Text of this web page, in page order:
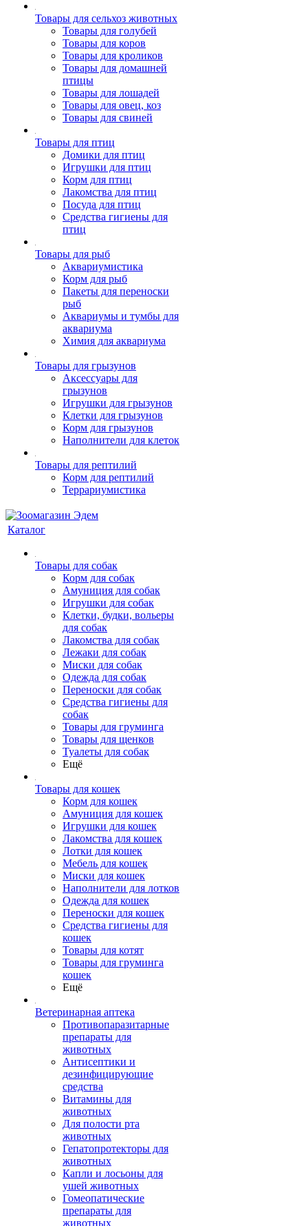
Товары для сельхоз животных
Товары для голубей
Товары для коров
Товары для кроликов
Товары для домашней
птицы
Товары для лошадей
Товары для овец, коз
Товары для свиней
Товары для птиц
Домики для птиц
Игрушки для птиц
Корм для птиц
Лакомства для птиц
Посуда для птиц
Средства гигиены для
птиц
Товары для рыб
Аквариумистика
Корм для рыб
Пакеты для переноски
рыб
Аквариумы и тумбы для
аквариума
Химия для аквариума
Товары для грызунов
Аксессуары для
грызунов
Игрушки для грызунов
Клетки для грызунов
Корм для грызунов
Наполнители для клеток
Товары для рептилий
Корм для рептилий
Террариумистика
Каталог
Товары для собак
Корм для собак
Амуниция для собак
Игрушки для собак
Клетки, будки, вольеры
для собак
Лакомства для собак
Лежаки для собак
Миски для собак
Одежда для собак
Переноски для собак
Средства гигиены для
собак
Товары для груминга
Товары для щенков
Туалеты для собак
Ещё
Товары для кошек
Корм для кошек
Амуниция для кошек
Игрушки для кошек
Лакомства для кошек
Лотки для кошек
Мебель для кошек
Миски для кошек
Наполнители для лотков
Одежда для кошек
Переноски для кошек
Средства гигиены для
кошек
Товары для котят
Товары для груминга
кошек
Ещё
Ветеринарная аптека
Противопаразитарные
препараты для
животных
Антисептики и
дезинфицирующие
средства
Витамины для
животных
Для полости рта
животных
Гепатопротекторы для
животных
Капли и лосьоны для
ушей животных
Гомеопатические
препараты для
животных